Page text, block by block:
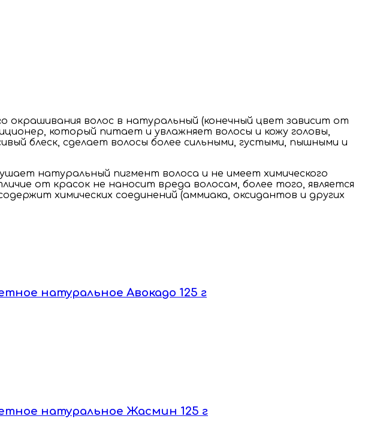
окрашивания волос в натуральный (конечный цвет зависит от
который питает и увлажняет волосы и кожу головы,
блеск, сделает волосы более сильными, густыми, пышными и
натуральный пигмент волоса и не имеет химического
от красок не наносит вреда волосам, более того, является
химических соединений (аммиака, оксидантов и других
натуральное Авокадо 125 г
натуральное Жасмин 125 г